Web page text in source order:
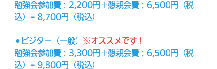
勉強会参加費：2,200円＋懇親会費：6,500円（税
込）= 8,700円（税込）
⚫︎ビジター（一般） ※オススメです！
勉強会参加費：3,300円＋懇親会費：6,500円（税
込）= 9,800円（税込）